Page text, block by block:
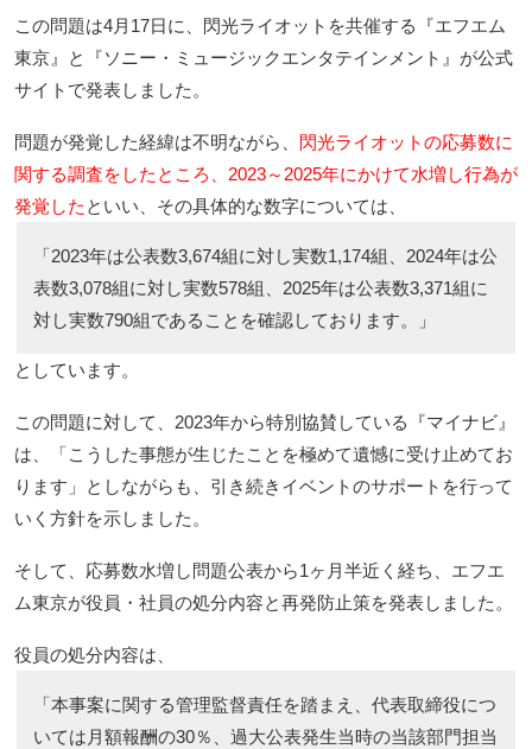
この問題は4月17日に、閃光ライオットを共催する『エフエム
東京』と『ソニー・ミュージックエンタテインメント』が公式
サイトで発表しました。
問題が発覚した経緯は不明ながら、 閃光ライオットの応募数に
関する調査をしたところ、2023～2025年にかけて水増し行為が
発覚した といい、その具体的な数字については、
「2023年は公表数3,674組に対し実数1,174組、2024年は公
表数3,078組に対し実数578組、2025年は公表数3,371組に
対し実数790組であることを確認しております。」
としています。
この問題に対して、2023年から特別協賛している『マイナビ』
は、「こうした事態が生じたことを極めて遺憾に受け止めてお
ります」としながらも、引き続きイベントのサポートを行って
いく方針を示しました。
そして、応募数水増し問題公表から1ヶ月半近く経ち、エフエ
ム東京が役員・社員の処分内容と再発防止策を発表しました。
役員の処分内容は、
「本事案に関する管理監督責任を踏まえ、代表取締役につ
いては月額報酬の30％、過大公表発生当時の当該部門担当